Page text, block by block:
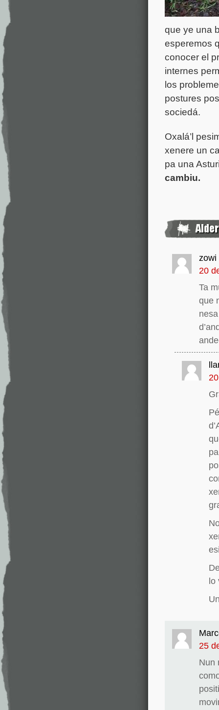
que ye una
esperemos
conocer el
internes
los
postures
sociedá.
Oxalá’l
xenere un
pa una
cambiu.
zowi
20
Ta
que
lo
25
Nun